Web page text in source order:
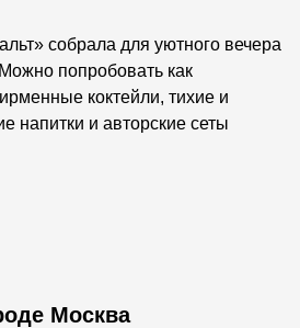
собрала для уютного вечера
попробовать как
коктейли, тихие и
напитки и авторские сеты
Москва